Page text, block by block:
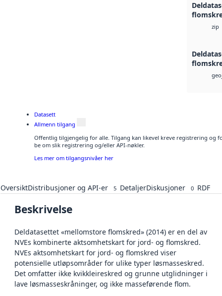
zip
Datasett
Allmenn tilgang
Offentlig tilgjengelig for alle. Tilgang kan likevel kreve registrering og
be om slik registrering og/eller API-nøkler.
Les mer om tilgangsnivåer her
OversiktDistribusjoner og API-er 5 DetaljerDiskusjoner 0 RDF
Beskrivelse
Deldatasettet «mellomstore flomskred» (2014) er en del av
NVEs kombinerte aktsomhetskart for jord- og flomskred.
NVEs aktsomhetskart for jord- og flomskred viser
potensielle utløpsområder for ulike typer løsmasseskred.
Det omfatter ikke kvikkleireskred og grunne utglidninger i
lave løsmasseskråninger, og ikke masseførende flom.